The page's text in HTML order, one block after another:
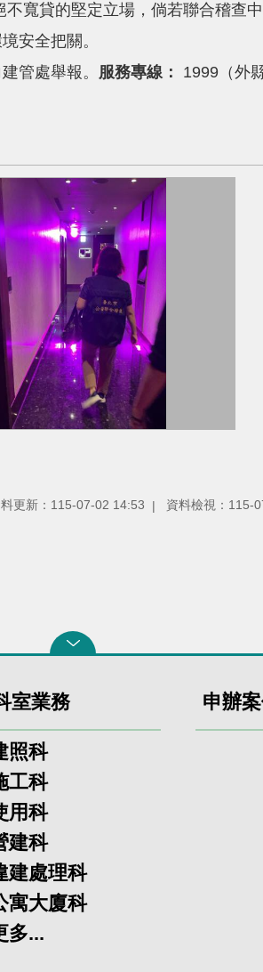
寬貸的堅定立場，倘若聯合稽查
安全把關。
管處舉報。 服務專線： 1999（外
更新：115-07-02 14:53 資料檢視：115-
室業務
照科
工科
用科
建科
建處理科
寓大廈科
多...
申辦